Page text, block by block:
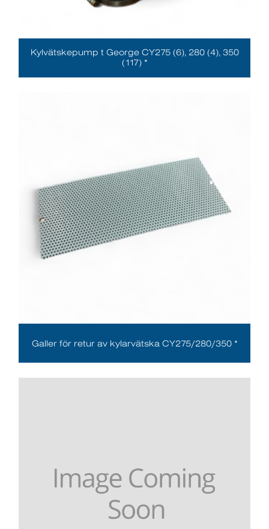
Kylvätskepump t George CY275 (6), 280 (4), 350
(117) *
Galler för retur av kylarvätska CY275/280/350 *